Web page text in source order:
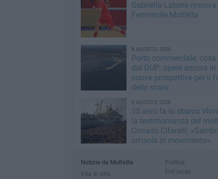
Gabriella Latorre rinnova
Femminile Molfetta
8 AGOSTO 2026
Porto commerciale, cosa
dal DUP: opere ancora in
nuove prospettive per il
dello scalo
8 AGOSTO 2026
35 anni fa lo sbarco
la testimonianza del
Corrado Cifarelli:
un'isola in movimento»
Notizie da Molfetta
Vita di città
Politica
Enti locali